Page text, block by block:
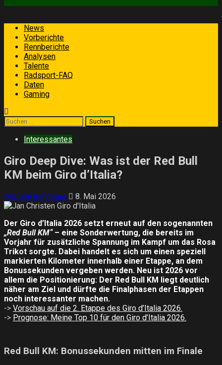
Primäres
Menü
News
Vorberichte
Rennberichte
Analysen
Talente
Radsport-FAQ
Daten
Gaming
Suchen
nach:
Interessantes
Giro Deep Dive: Was ist der Red Bull
KM beim Giro d’Italia?
Michael Behringer 8. Mai 2026
Der Giro d’Italia 2026 setzt erneut auf den sogenannten
„Red Bull KM“– eine Sonderwertung, die bereits im
Vorjahr für zusätzliche Spannung im Kampf um das Rosa
Trikot sorgte. Dabei handelt es sich um einen speziell
markierten Kilometer innerhalb einer Etappe, an dem
Bonussekunden vergeben werden. Neu ist 2026 vor
allem die Positionierung: Der Red Bull KM liegt deutlich
näher am Ziel und dürfte die Finalphasen der Etappen
noch interessanter machen.
-> Vorschau auf die 2. Etappe des Giro d’Italia 2026.
-> Prognose: Meine Top 10 für den Giro d’Italia 2026.
Red Bull KM: Bonussekunden mitten im Finale